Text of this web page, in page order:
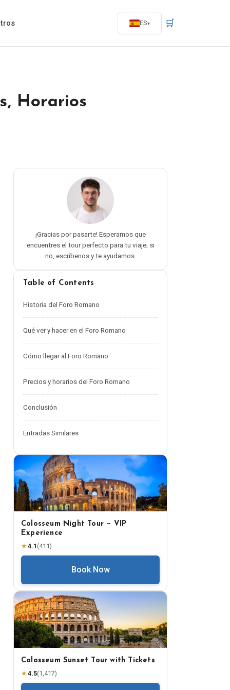
ES 🛒
Horarios
¡Gracias por pasarte! Esperamos que
encuentres el tour perfecto para tu viaje; si
no, escríbenos y te ayudamos.
Table of Contents
Historia del Foro Romano
Qué ver y hacer en el Foro Romano
Cómo llegar al Foro Romano
Precios y horarios del Foro Romano
Conclusión
Entradas Similares
Colosseum Night Tour — VIP
Experience
★4.1 (411)
Book Now
Colosseum Sunset Tour with Tickets
★4.5(1,417)